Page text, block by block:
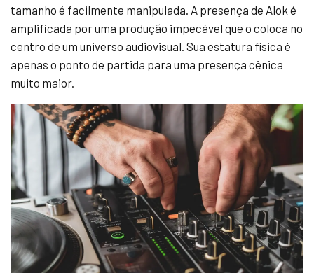
tamanho é facilmente manipulada. A presença de Alok é
amplificada por uma produção impecável que o coloca no
centro de um universo audiovisual. Sua estatura física é
apenas o ponto de partida para uma presença cênica
muito maior.